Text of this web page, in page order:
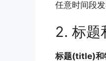
任意时间段
2. 标题
标题(title)和